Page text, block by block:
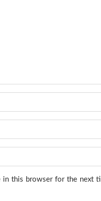
in this browser for the next